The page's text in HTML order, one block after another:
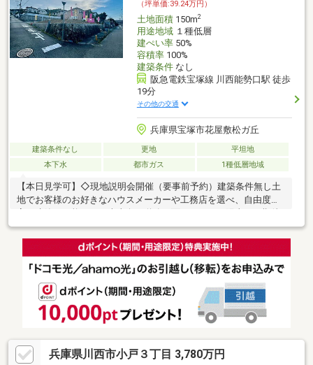
（坪単価:39.24万円）
土地面積150m2
用途地域１種低層
建ぺい率50%
容積率100%
建築条件なし
阪急電鉄宝塚線 川西能勢口駅 徒歩
19分
その他の交通
兵庫県宝塚市花屋敷松ガ丘
建築条件なし 更地
平坦地
本下水
都市ガス 1種低層地域
【本日見学可】◇現地説明会開催（要事前予約）建築条件無し土
地でお客様のお好きなハウスメーカーや工務店を選べ、自由度の
できます。
兵庫県川西市小戸３丁目 3,780万円